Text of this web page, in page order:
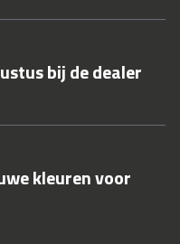
bij de dealer
kleuren voor